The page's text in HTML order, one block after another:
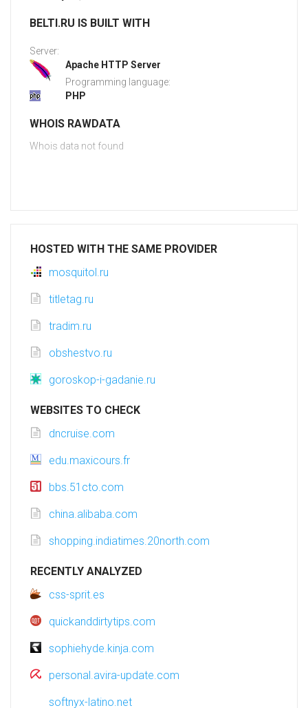
BELTI.RU IS BUILT WITH
Server:
Apache HTTP Server
Programming language:
PHP
WHOIS RAWDATA
Whois data not found
HOSTED WITH THE SAME PROVIDER
mosquitol.ru
titletag.ru
tradim.ru
obshestvo.ru
goroskop-i-gadanie.ru
WEBSITES TO CHECK
dncruise.com
edu.maxicours.fr
bbs.51cto.com
china.alibaba.com
shopping.indiatimes.20north.com
RECENTLY ANALYZED
css-sprit.es
quickanddirtytips.com
sophiehyde.kinja.com
personal.avira-update.com
softnyx-latino.net